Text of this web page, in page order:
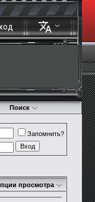
Поиск
Запомнить?
просмотра